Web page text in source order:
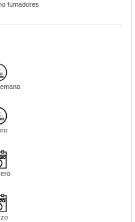
fumadores